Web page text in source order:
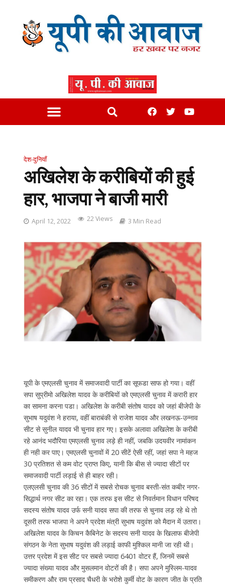
देश-दुनियाँ
अखिलेश के करीबियों की हुई
हार, भाजपा ने बाजी मारी
April 12, 2022 22 Views 3 Min Read
यूपी के एमएलसी चुनाव में समाजवादी पार्टी का सूफडा साफ हो गया। वहीं
सपा सुप्रीमो अखिलेश यादव के करीबियों को एमएलसी चुनाव में करारी हार
का सामना करना पडा। अखिलेश के करीबी संतोष यादव को जहां बीजेपी के
सुभाष यदुवंश ने हराया, वहीं बाराबंकी से राजेश यादव और लखनऊ-उन्नाव
सीट से सुनील यादव भी चुनाव हार गए। इसके अलावा अखिलेश के करीबी
रहे आनंद भदौरिया एमएलसी चुनाव लड़े ही नहीं, जबकि उदयवीर नामांकन
ही नही कर पाए। एमएलसी चुनावों में 20 सीटें ऐसी रहीं, जहां सपा ने महज
30 प्रतिशत से कम वोट प्राप्त किए, यानी कि बीस से ज्यादा सीटों पर
समाजवादी पार्टी लड़ाई से ही बाहर रही।
एलएलसी चुनाव की 36 सीटों में सबसे रोचक चुनाव बस्ती-संत कबीर नगर-
सिद्धार्थ नगर सीट का रहा। एक तरफ इस सीट से निवर्तमान विधान परिषद
सदस्य संतोष यादव उर्फ सनी यादव सपा की तरफ से चुनाव लड़ रहे थे तो
दूसरी तरफ भाजपा ने अपने प्रदेश मंत्री सुभाष यदुवंश को मैदान में उतारा।
अखिलेश यादव के किचन कैबिनेट के सदस्य सनी यादव के खिलाफ बीजेपी
संगठन के नेता सुभाष यदुवंश की लड़ाई काफी मुश्किल मानी जा रही थी।
उत्तर प्रदेश में इस सीट पर सबसे ज्यादा 6401 वोटर हैं, जिनमें सबसे
ज्यादा संख्या यादव और मुसलमान वोटरों की है। सपा अपने मुस्लिम-यादव
समीकरण और राम प्रसाद चैधरी के भरोशे कुर्मी वोट के कारण जीत के प्रति